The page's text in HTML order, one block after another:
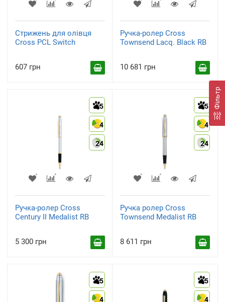
Фільтр
Стрижень для олівця
Cross PCL Switch
607 грн
Ручка-ролер Cross
Townsend Lacq. Black RB
10 681 грн
5
4
24
Ручка-ролер Cross
Century II Medalist RB
5 300 грн
5
4
24
Ручка ролер Cross
Townsend Medalist RB
8 611 грн
5
4
5
4